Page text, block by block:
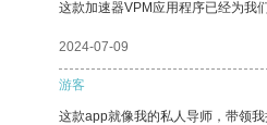
这款加速器VPM应用程序已经为我
2024-07-09
游客
这款app就像我的私人导师，带领我